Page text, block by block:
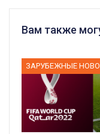
Вам также